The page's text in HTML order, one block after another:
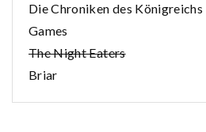
Die Chroniken des Königreichs
Games
The Night Eaters
Briar